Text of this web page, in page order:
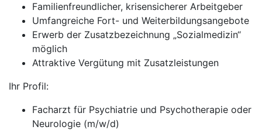
Familienfreundlicher, krisensicherer Arbeitgeber
Umfangreiche Fort- und Weiterbildungsangebote
Erwerb der Zusatzbezeichnung „Sozialmedizin“
möglich
Attraktive Vergütung mit Zusatzleistungen
Ihr Profil:
Facharzt für Psychiatrie und Psychotherapie oder
Neurologie (m/w/d)